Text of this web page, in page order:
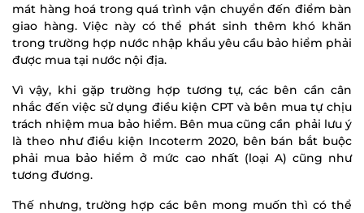
mát hàng hoá trong quá trình vận chuyển đến điểm bàn
giao hàng. Việc này có thể phát sinh thêm khó khăn
trong trường hợp nước nhập khẩu yêu cầu bảo hiểm phải
được mua tại nước nội địa.
Vì vậy, khi gặp trường hợp tương tự, các bên cần cân
nhắc đến việc sử dụng điều kiện CPT và bên mua tự chịu
trách nhiệm mua bảo hiểm. Bên mua cũng cần phải lưu ý
là theo như điều kiện Incoterm 2020, bên bán bắt buộc
phải mua bảo hiểm ở mức cao nhất (loại A) cũng như
tương đương.
Thế nhưng, trường hợp các bên mong muốn thì có thể